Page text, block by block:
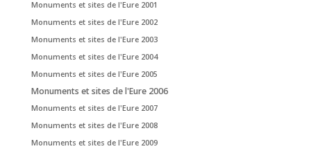
Monuments et sites de l'Eure 2001
Monuments et sites de l'Eure 2002
Monuments et sites de l'Eure 2003
Monuments et sites de l'Eure 2004
Monuments et sites de l'Eure 2005
Monuments et sites de l'Eure 2006
Monuments et sites de l'Eure 2007
Monuments et sites de l'Eure 2008
Monuments et sites de l'Eure 2009